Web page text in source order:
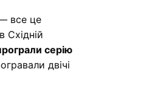
все це
Східній
серію
двічі